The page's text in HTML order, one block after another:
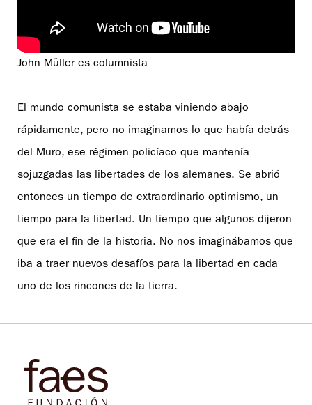
John Müller es columnista
El mundo comunista se estaba viniendo abajo
rápidamente, pero no imaginamos lo que había detrás
del Muro, ese régimen policíaco que mantenía
sojuzgadas las libertades de los alemanes. Se abrió
entonces un tiempo de extraordinario optimismo, un
tiempo para la libertad. Un tiempo que algunos dijeron
que era el fin de la historia. No nos imaginábamos que
iba a traer nuevos desafíos para la libertad en cada
uno de los rincones de la tierra.